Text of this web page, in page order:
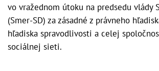
vo vražednom útoku na predsedu vlády
(Smer-SD) za zásadné z právneho
hľadiska spravodlivosti a celej
sociálnej sieti.